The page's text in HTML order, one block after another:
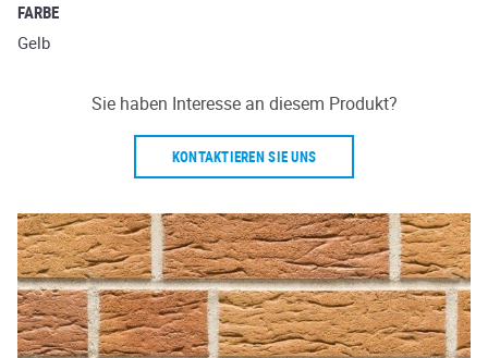
FARBE
Gelb
Sie haben Interesse an diesem Produkt?
KONTAKTIEREN SIE UNS